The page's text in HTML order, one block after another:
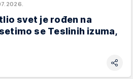
svet je rođen na
se Teslinih izuma,